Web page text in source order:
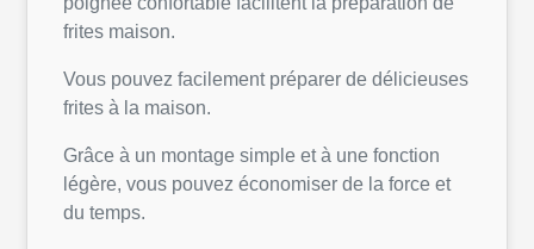
frites maison.
Vous pouvez facilement préparer de délicieuses
frites à la maison.
Grâce à un montage simple et à une fonction
légère, vous pouvez économiser de la force et
du temps.